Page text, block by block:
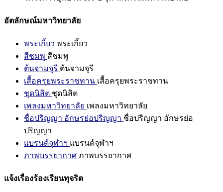
อัตลักษณ์มหาวิทยาลัย
พระเกี้ยว พระเกี้ยว
สีชมพู สีชมพู
ต้นจามจุรี ต้นจามจุรี
เสื้อครุยพระราชทาน เสื้อครุยพระราชทาน
ชุดนิสิต ชุดนิสิต
เพลงมหาวิทยาลัย เพลงมหาวิทยาลัย
ชื่อปริญญา อักษรย่อปริญญา ชื่อปริญญา อักษรย่อ
ปริญญา
แบรนด์จุฬาฯ แบรนด์จุฬาฯ
ภาพบรรยากาศ ภาพบรรยากาศ
แจ้งเรื่องร้องเรียนทุจริต